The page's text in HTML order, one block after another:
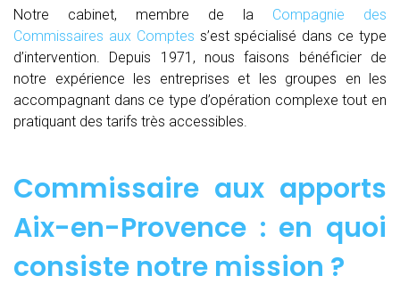
Notre cabinet, membre de la Compagnie des
Commissaires aux Comptes s’est spécialisé dans ce type
d’intervention. Depuis 1971, nous faisons bénéficier de
notre expérience les entreprises et les groupes en les
accompagnant dans ce type d’opération complexe tout en
pratiquant des tarifs très accessibles.
Commissaire aux apports
Aix-en-Provence : en quoi
consiste notre mission ?